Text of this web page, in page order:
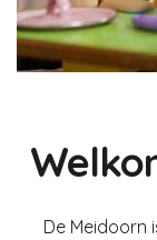
De Meidoorn